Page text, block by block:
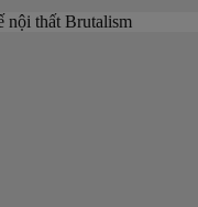
nội thất Brutalism